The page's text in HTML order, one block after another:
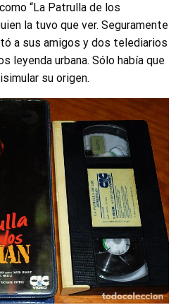
“La Patrulla de los
la tuvo que ver. Seguramente
a sus amigos y dos telediarios
leyenda urbana. Sólo había que
su origen.